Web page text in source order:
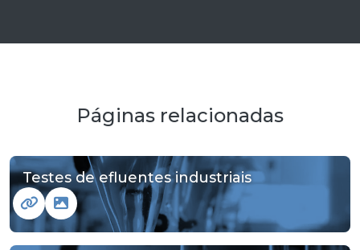
Páginas relacionadas
Testes de efluentes industriais